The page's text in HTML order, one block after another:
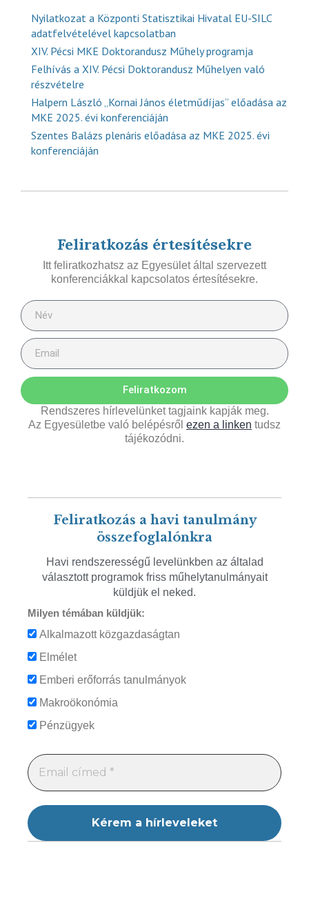
Nyilatkozat a Központi Statisztikai Hivatal EU-SILC
adatfelvételével kapcsolatban
XIV. Pécsi MKE Doktorandusz Műhely programja
Felhívás a XIV. Pécsi Doktorandusz Műhelyen való
részvételre
Halpern László „Kornai János életműdíjas” előadása az
MKE 2025. évi konferenciáján
Szentes Balázs plenáris előadása az MKE 2025. évi
konferenciáján
Feliratkozás értesítésekre
Itt feliratkozhatsz az Egyesület által szervezett
konferenciákkal kapcsolatos értesítésekre.
Feliratkozom
Rendszeres hírlevelünket tagjaink kapják meg.
Az Egyesületbe való belépésről ezen a linken tudsz
tájékozódni.
Feliratkozás a havi tanulmány
összefoglalónkra
Havi rendszerességű levelünkben az általad
választott programok friss műhelytanulmányait
küldjük el neked.
Milyen témában küldjük:
Alkalmazott közgazdaságtan
Elmélet
Emberi erőforrás tanulmányok
Makroökonómia
Pénzügyek